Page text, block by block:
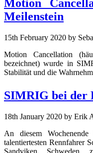
Motion
Meilenstein
15th February 2020 by
Motion Cancellation
bezeichnet) wurde in
Stabilität und die
SIMRIG bei der
18th January 2020 by Erik
An diesem
talentiertesten Rennfahrer
Sandviken,